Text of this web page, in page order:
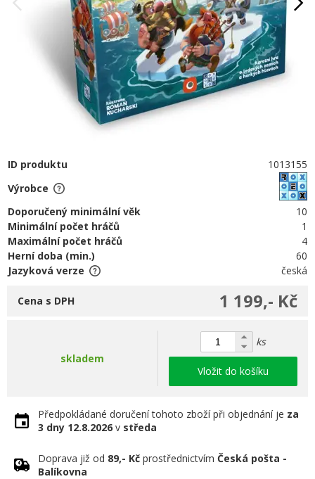
ID produktu
1013155
Výrobce
Doporučený minimální věk
10
Minimální počet hráčů
1
Maximální počet hráčů
4
Herní doba (min.)
60
Jazyková verze
česká
1 199,- Kč
Cena s DPH
skladem
ks
Vložit do košíku
Předpokládané doručení tohoto zboží při objednání je za
3 dny 12.8.2026 v středa
Doprava již od 89,- Kč prostřednictvím Česká pošta -
Balíkovna